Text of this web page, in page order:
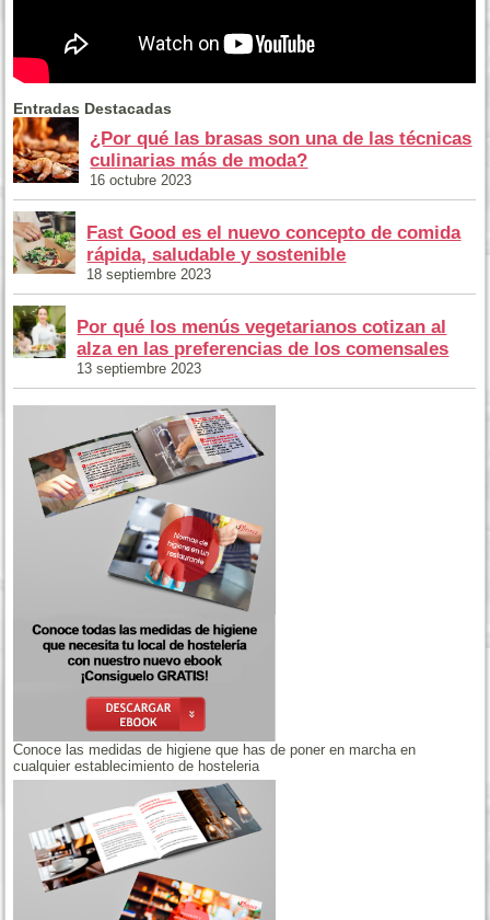
Entradas Destacadas
¿Por qué las brasas son una de las técnicas
culinarias más de moda?
16 octubre 2023
Fast Good es el nuevo concepto de comida
rápida, saludable y sostenible
18 septiembre 2023
Por qué los menús vegetarianos cotizan al
alza en las preferencias de los comensales
13 septiembre 2023
Conoce las medidas de higiene que has de poner en marcha en
cualquier establecimiento de hosteleria